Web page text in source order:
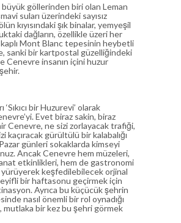
büyük göllerinden biri olan Leman
suları üzerindeki sayısız
kıyısındaki şık binalar, yemyeşil
dağların, özellikle üzeri her
Mont Blanc tepesinin heybetli
sanki bir kartpostal güzelliğindeki
Cenevre insanın içini huzur
‘Sıkıcı bir Huzurevi’ olarak
Evet biraz sakin, biraz
Cenevre, ne sizi zorlayacak trafiği,
kaçıracak gürültülü bir kalabalığı
günleri sokaklarda kimseyi
Ancak Cenevre hem müzeleri,
etkinlikleri, hem de gastronomi
keşfedilebilecek orjinal
bir haftasonu geçirmek için
Ayrıca bu küçücük şehrin
nasıl önemli bir rol oynadığı
mutlaka bir kez bu şehri görmek